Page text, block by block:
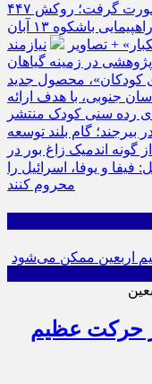
ازابتدای سالجاری صورت گرفت؛ روکش ۴۴۷
راهپیمایی باشکوه ۱۳ آبان
+ تصاویر
نیازمند
در زمینه گیاهان
کودکان»، محصول جدید
جنوبی، با هدف ارائه
رده سنی کودک منتشر
بیرجند؛ گام بلند توسعه
گونه اندمیک زاغ بور در
فیفا و یوفا، اسرائیل را
محروم کنند
حرکت عظیم